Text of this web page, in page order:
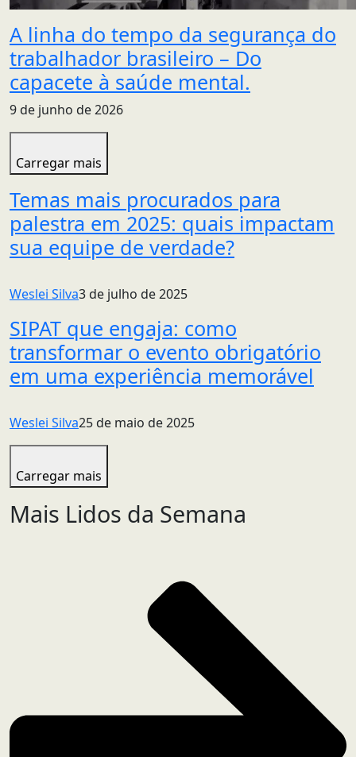
A linha do tempo da segurança do
trabalhador brasileiro – Do
capacete à saúde mental.
9 de junho de 2026
Carregar mais
Temas mais procurados para
palestra em 2025: quais impactam
sua equipe de verdade?
Weslei Silva3 de julho de 2025
SIPAT que engaja: como
transformar o evento obrigatório
em uma experiência memorável
Weslei Silva25 de maio de 2025
Carregar mais
Mais Lidos da Semana